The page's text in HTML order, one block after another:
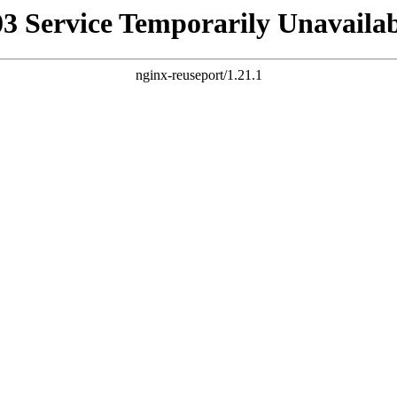
Service Temporarily
nginx-reuseport/1.21.1